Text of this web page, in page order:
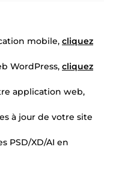
mobile, cliquez
WordPress, cliquez
application web,
à jour de votre site
PSD/XD/AI en